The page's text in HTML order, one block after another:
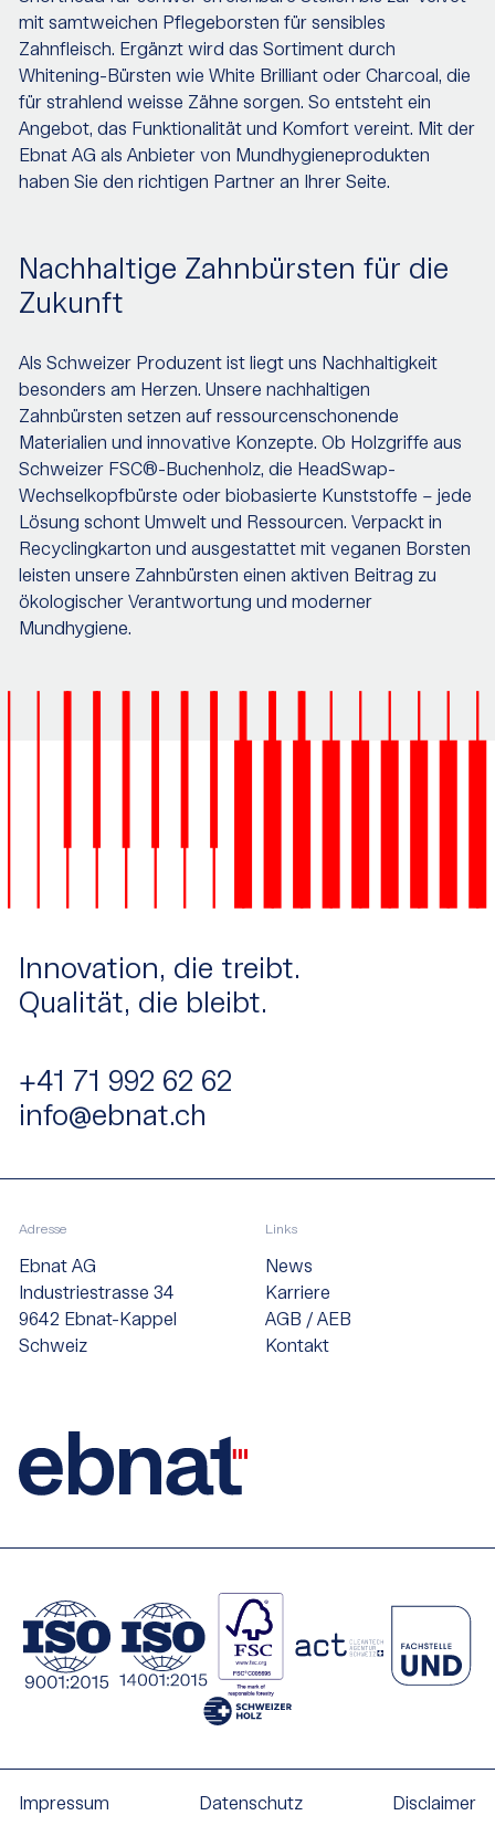
mit samtweichen Pflegeborsten für sensibles
Zahnfleisch. Ergänzt wird das Sortiment durch
Whitening-Bürsten wie White Brilliant oder Charcoal, die
für strahlend weisse Zähne sorgen. So entsteht ein
Angebot, das Funktionalität und Komfort vereint. Mit der
Ebnat AG als Anbieter von Mundhygieneprodukten
haben Sie den richtigen Partner an Ihrer Seite.
Nachhaltige Zahnbürsten für die
Zukunft
Als Schweizer Produzent ist liegt uns Nachhaltigkeit
besonders am Herzen. Unsere nachhaltigen
Zahnbürsten setzen auf ressourcenschonende
Materialien und innovative Konzepte. Ob Holzgriffe aus
Schweizer FSC®-Buchenholz, die HeadSwap-
Wechselkopfbürste oder biobasierte Kunststoffe – jede
Lösung schont Umwelt und Ressourcen. Verpackt in
Recyclingkarton und ausgestattet mit veganen Borsten
leisten unsere Zahnbürsten einen aktiven Beitrag zu
ökologischer Verantwortung und moderner
Mundhygiene.
Innovation, die treibt.
Qualität, die bleibt.
+41 71 992 62 62
info@ebnat.ch
Adresse
Ebnat AG
Industriestrasse 34
9642 Ebnat-Kappel
Schweiz
Links
News
Karriere
AGB / AEB
Kontakt
Impressum Datenschutz Disclaimer